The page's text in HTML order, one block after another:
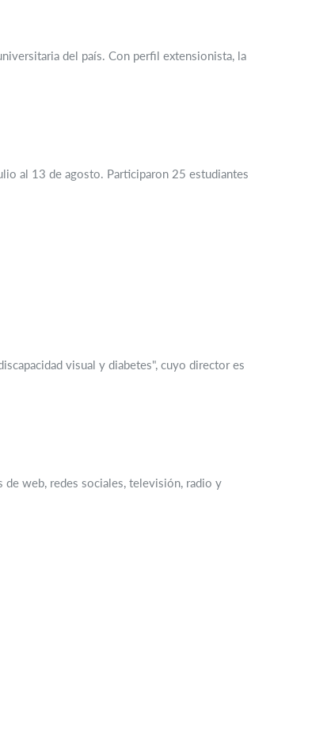
del país. Con perfil extensionista, la
al 13 de agosto. Participaron 25 estudiantes
visual y diabetes", cuyo director es
de web, redes sociales, televisión, radio y